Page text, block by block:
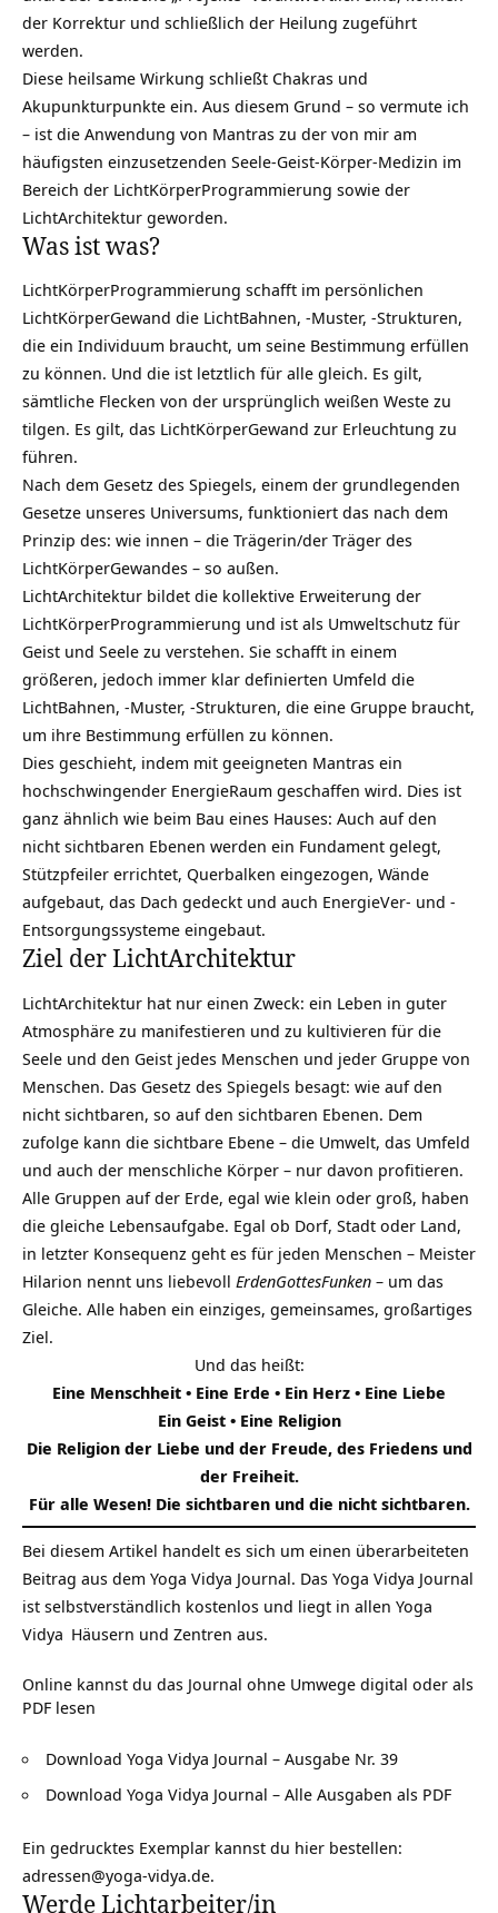
der Korrektur und schließlich der Heilung zugeführt
werden.
Diese heilsame Wirkung schließt Chakras und
Akupunkturpunkte ein. Aus diesem Grund – so vermute ich
– ist die Anwendung von Mantras zu der von mir am
häufigsten einzusetzenden Seele-Geist-Körper-Medizin im
Bereich der LichtKörperProgrammierung sowie der
LichtArchitektur geworden.
Was ist was?
LichtKörperProgrammierung schafft im persönlichen
LichtKörperGewand die LichtBahnen, -Muster, -Strukturen,
die ein Individuum braucht, um seine Bestimmung erfüllen
zu können. Und die ist letztlich für alle gleich. Es gilt,
sämtliche Flecken von der ursprünglich weißen Weste zu
tilgen. Es gilt, das LichtKörperGewand zur Erleuchtung zu
führen.
Nach dem Gesetz des Spiegels, einem der grundlegenden
Gesetze unseres Universums, funktioniert das nach dem
Prinzip des: wie innen – die Trägerin/der Träger des
LichtKörperGewandes – so außen.
LichtArchitektur bildet die kollektive Erweiterung der
LichtKörperProgrammierung und ist als Umweltschutz für
Geist und Seele zu verstehen. Sie schafft in einem
größeren, jedoch immer klar definierten Umfeld die
LichtBahnen, -Muster, -Strukturen, die eine Gruppe braucht,
um ihre Bestimmung erfüllen zu können.
Dies geschieht, indem mit geeigneten Mantras ein
hochschwingender EnergieRaum geschaffen wird. Dies ist
ganz ähnlich wie beim Bau eines Hauses: Auch auf den
nicht sichtbaren Ebenen werden ein Fundament gelegt,
Stützpfeiler errichtet, Querbalken eingezogen, Wände
aufgebaut, das Dach gedeckt und auch EnergieVer- und -
Entsorgungssysteme eingebaut.
Ziel der LichtArchitektur
LichtArchitektur hat nur einen Zweck: ein Leben in guter
Atmosphäre zu manifestieren und zu kultivieren für die
Seele und den Geist jedes Menschen und jeder Gruppe von
Menschen. Das Gesetz des Spiegels besagt: wie auf den
nicht sichtbaren, so auf den sichtbaren Ebenen. Dem
zufolge kann die sichtbare Ebene – die Umwelt, das Umfeld
und auch der menschliche Körper – nur davon profitieren.
Alle Gruppen auf der Erde, egal wie klein oder groß, haben
die gleiche Lebensaufgabe. Egal ob Dorf, Stadt oder Land,
in letzter Konsequenz geht es für jeden Menschen – Meister
Hilarion nennt uns liebevoll ErdenGottesFunken – um das
Gleiche. Alle haben ein einziges, gemeinsames, großartiges
Ziel.
Und das heißt:
Eine Menschheit • Eine Erde • Ein Herz • Eine Liebe
Ein Geist • Eine Religion
Die Religion der Liebe und der Freude, des Friedens und
der Freiheit.
Für alle Wesen! Die sichtbaren und die nicht sichtbaren.
Bei diesem Artikel handelt es sich um einen überarbeiteten
Beitrag aus dem Yoga Vidya Journal. Das Yoga Vidya Journal
ist selbstverständlich kostenlos und liegt in allen Yoga
Vidya Häusern und Zentren aus.
Online kannst du das Journal ohne Umwege digital oder als
PDF lesen
Download Yoga Vidya Journal – Ausgabe Nr. 39
Download Yoga Vidya Journal – Alle Ausgaben als PDF
Ein gedrucktes Exemplar kannst du hier bestellen:
adressen@yoga-vidya.de.
Werde Lichtarbeiter/in